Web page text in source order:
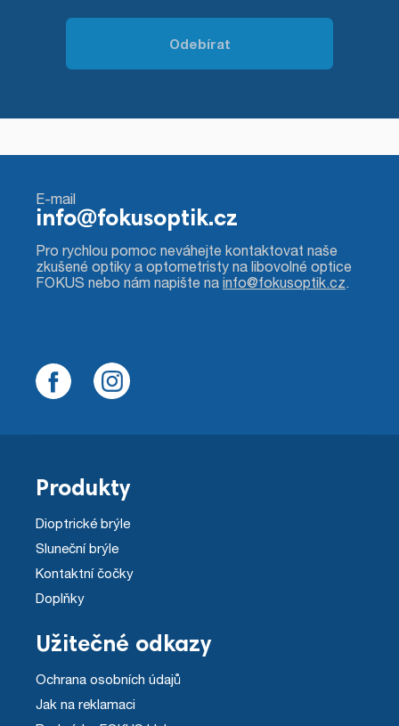
E-mail
info@fokusoptik.cz
Pro rychlou pomoc neváhejte kontaktovat naše
zkušené optiky a optometristy na libovolné optice
FOKUS nebo nám napište na info@fokusoptik.cz.
Produkty
Dioptrické brýle
Sluneční brýle
Kontaktní čočky
Doplňky
Užitečné odkazy
Ochrana osobních údajů
Jak na reklamaci